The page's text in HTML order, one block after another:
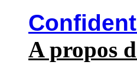
A propos